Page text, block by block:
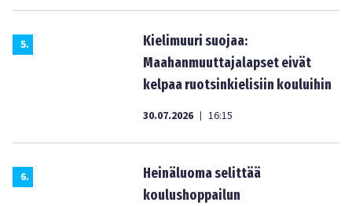
5.
Kielimuuri suojaa:
Maahanmuuttajalapset eivät
kelpaa ruotsinkielisiin kouluihin
30.07.2026 | 16:15
6.
Heinäluoma selittää
koulushoppailun